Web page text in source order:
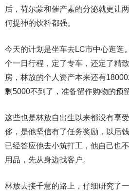
后，荷尔蒙和催产素的分泌就更让
何提神的饮料都强。
今天的计划是坐车去LC市中心逛逛
个一日行程，定了专车，还定了精
房，林放的个人资产本来还有
剩5000不到了，准备留作购物的预
这些也是林放自出生以来都没有享
侈，是他坚信有了任务奖励，以后
已经答应他去小筑打工，他自己也
用品，先从身边找客户。
林放去接千慧的路上，仔细研究了